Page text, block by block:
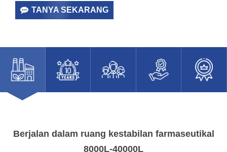
Dalam Sistem
Pernafasan Oleh
Pakar Peralatan
Kami Untuk
Masalah Suhu
TANYA SEKARANG
Berjalan dalam ruang kestabilan farmaseutikal
8000L-40000L